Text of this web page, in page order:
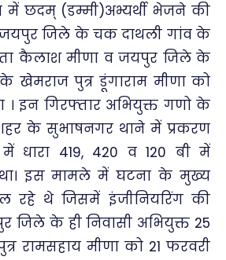
में छदम् (डम्मी)अभ्यर्थी भेजने की
जिले के चक दाथली गांव के
कैलाश मीणा व जयपुर जिले के
खेमराज पुत्र डूंगाराम मीणा को
। इन गिरफ्तार अभियुक्त गणो के
शहर के सुभाषनगर थाने में प्रकरण
धारा 419, 420 व 120 बी में
इस मामले में घटना के मुख्य
रहे थे जिसमें इंजीनियरिंग की
जिले के ही निवासी अभियुक्त 25
रामसहाय मीणा को 21 फरवरी